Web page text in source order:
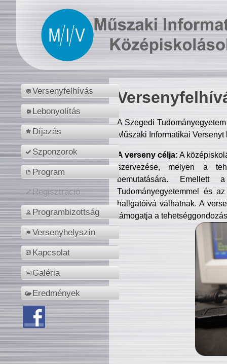
Versenyfelhívás
Lebonyolítás
Díjazás
Szponzorok
Program
Regisztráció
Programbizottság
Versenyhelyszín
Kapcsolat
Galéria
Eredmények
A Szegedi
Műszaki Informatikai
A verseny célja: A
szervezése, melyen a
bemutatására. Emellett
Tudományegyetemmel és
hallgatóivá válhatnak. A
támogatja a